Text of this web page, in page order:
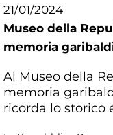
21/01/2024
Museo della
memoria
Al Museo della
memoria
ricorda lo storico